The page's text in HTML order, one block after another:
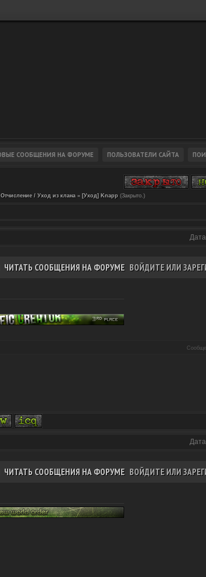
Отчисление / Уход из клана » [Уход] Knapp (Закрыто.)
ЧИТАТЬ СООБЩЕНИЯ НА ФОРУМЕ ВОЙДИТЕ ИЛИ
ЧИТАТЬ СООБЩЕНИЯ НА ФОРУМЕ ВОЙДИТЕ ИЛИ